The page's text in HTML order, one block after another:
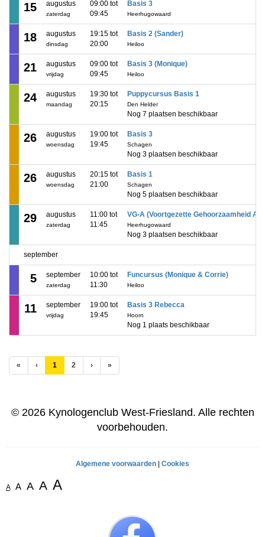
15 augustus
zaterdag
09:00 tot
09:45
Basis 3
Heerhugowaard
18 augustus
dinsdag
19:15 tot
20:00
Basis 2 (Sander)
Heiloo
21 augustus
vrijdag
09:00 tot
09:45
Basis 3 (Monique)
Heiloo
24 augustus
maandag
19:30 tot
20:15
Puppycursus Basis 1
Den Helder
Nog 7 plaatsen beschikbaar
26 augustus
woensdag
19:00 tot
19:45
Basis 3
Schagen
Nog 3 plaatsen beschikbaar
26 augustus
woensdag
20:15 tot
21:00
Basis 1
Schagen
Nog 5 plaatsen beschikbaar
29 augustus
zaterdag
11:00 tot
11:45
VG-A (Voortgezette Gehoorzaamheid A)
Heerhugowaard
Nog 3 plaatsen beschikbaar
september
5 september
zaterdag
10:00 tot
11:30
Funcursus (Monique & Corrie)
Heiloo
11 september
vrijdag
19:00 tot
19:45
Basis 3 Rebecca
Hoorn
Nog 1 plaats beschikbaar
« ‹ 1 (huidige)
2 › »
© 2026 Kynologenclub West-Friesland. Alle rechten
voorbehouden.
Algemene voorwaarden Cookies
A A A A A